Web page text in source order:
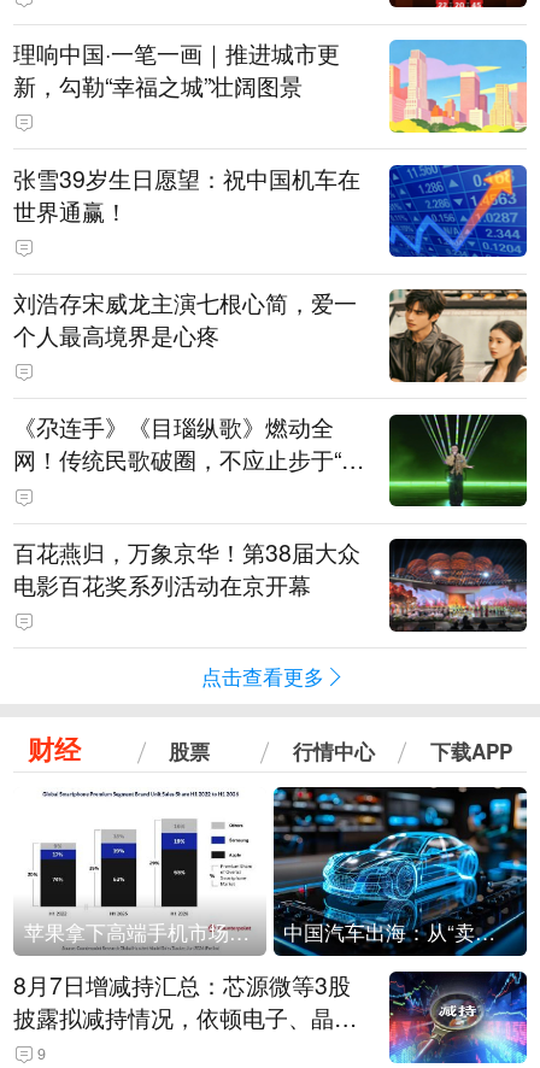
理响中国·一笔一画｜推进城市更
新，勾勒“幸福之城”壮阔图景
张雪39岁生日愿望：祝中国机车在
世界通赢！
刘浩存宋威龙主演七根心简，爱一
个人最高境界是心疼
《尕连手》《目瑙纵歌》燃动全
网！传统民歌破圈，不应止步于“上
头”
百花燕归，万象京华！第38届大众
电影百花奖系列活动在京开幕
点击查看更多
财经 股票 行情中心 下载APP
苹果拿下高端手机市场65%的份额：iPhone 17系列功不可没 中国汽车出海：从“卖出去”到“走进去”
8月7日增减持汇总：芯源微等3股
披露拟减持情况，依顿电子、晶华
微拟增持（表）
9